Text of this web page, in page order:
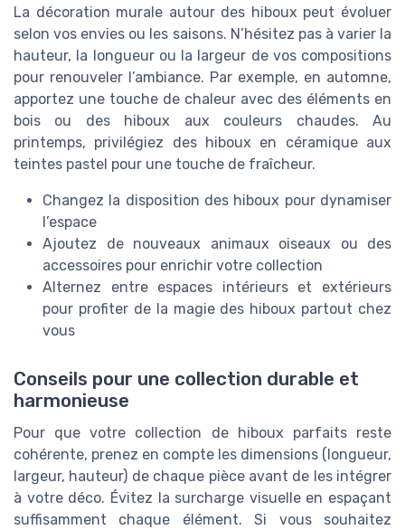
La décoration murale autour des hiboux peut évoluer
selon vos envies ou les saisons. N’hésitez pas à varier la
hauteur, la longueur ou la largeur de vos compositions
pour renouveler l’ambiance. Par exemple, en automne,
apportez une touche de chaleur avec des éléments en
bois ou des hiboux aux couleurs chaudes. Au
printemps, privilégiez des hiboux en céramique aux
teintes pastel pour une touche de fraîcheur.
Changez la disposition des hiboux pour dynamiser
l’espace
Ajoutez de nouveaux animaux oiseaux ou des
accessoires pour enrichir votre collection
Alternez entre espaces intérieurs et extérieurs
pour profiter de la magie des hiboux partout chez
vous
Conseils pour une collection durable et
harmonieuse
Pour que votre collection de hiboux parfaits reste
cohérente, prenez en compte les dimensions (longueur,
largeur, hauteur) de chaque pièce avant de les intégrer
à votre déco. Évitez la surcharge visuelle en espaçant
suffisamment chaque élément. Si vous souhaitez